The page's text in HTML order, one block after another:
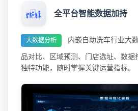
全平台智能数据加持
大数据分析 内嵌自助洗车行业大
品对比、区域预测、门店选址、数
独特功能，随时掌握关键运营指标。